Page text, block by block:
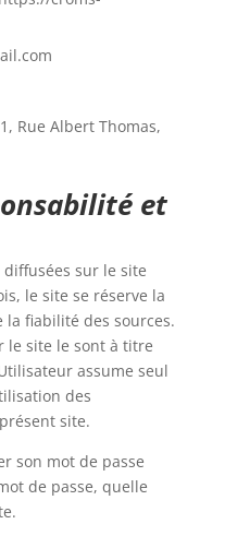
Rue Albert Thomas,
et
sur le site
le site se réserve la
la fiabilité des sources.
le site le sont à titre
assume seul
des
site.
son mot de passe
de passe, quelle